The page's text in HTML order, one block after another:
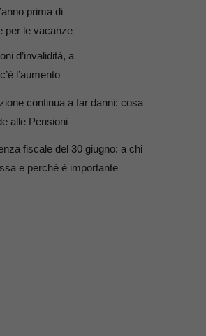
prima di
per le vacanze
d’invalidità, a
l’aumento
continua a far danni: cosa
alle Pensioni
fiscale del 30 giugno: a chi
e perché è importante